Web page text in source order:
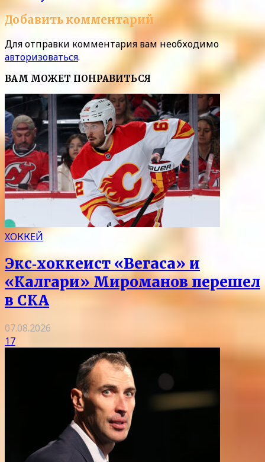
Добавить комментарий
Для отправки комментария вам необходимо
авторизоваться.
ВАМ МОЖЕТ ПОНРАВИТЬСЯ
ХОККЕЙ
Экс‑хоккеист «Вегаса» и
«Калгари» Мироманов перешел
в СКА
07.08.2026
17